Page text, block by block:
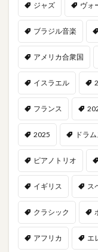
ジャズ ヴォ
ブラジル音楽
アメリカ合衆国
イスラエル
フランス
2025 ドラ
ピアノトリオ
イギリス ス
クラシック
アフリカ エ